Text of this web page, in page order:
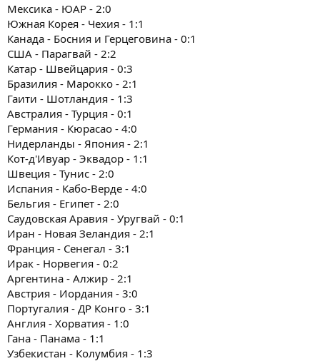
Мексика - ЮАР - 2:0
Южная Корея - Чехия - 1:1
Канада - Босния и Герцеговина - 0:1
США - Парагвай - 2:2
Катар - Швейцария - 0:3
Бразилия - Марокко - 2:1
Гаити - Шотландия - 1:3
Австралия - Турция - 0:1
Германия - Кюрасао - 4:0
Нидерланды - Япония - 2:1
Кот-д'Ивуар - Эквадор - 1:1
Швеция - Тунис - 2:0
Испания - Кабо-Верде - 4:0
Бельгия - Египет - 2:0
Саудовская Аравия - Уругвай - 0:1
Иран - Новая Зеландия - 2:1
Франция - Сенегал - 3:1
Ирак - Норвегия - 0:2
Аргентина - Алжир - 2:1
Австрия - Иордания - 3:0
Португалия - ДР Конго - 3:1
Англия - Хорватия - 1:0
Гана - Панама - 1:1
Узбекистан - Колумбия - 1:3